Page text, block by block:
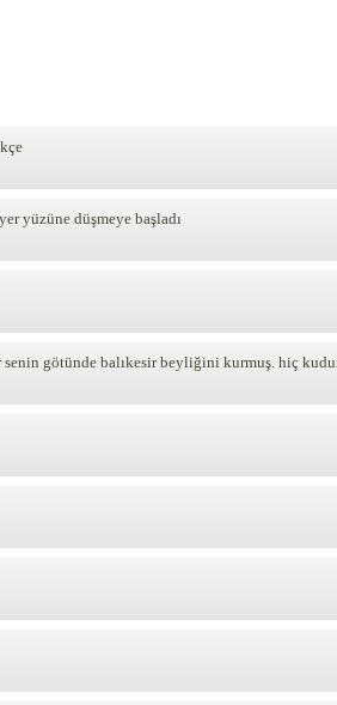
yüzüne düşmeye başladı
götünde balıkesir beyliğini kurmuş. hiç